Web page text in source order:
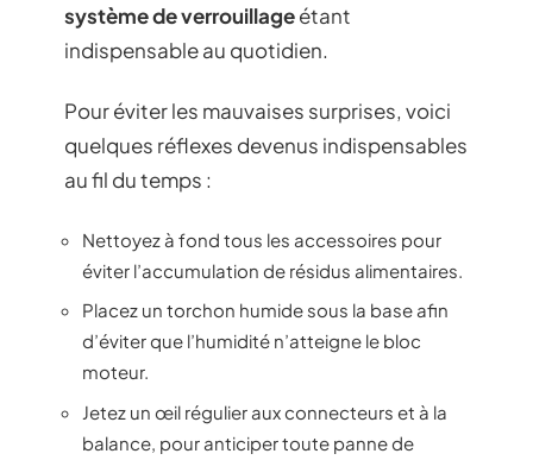
système de verrouillageétant
indispensable au quotidien.
Pour éviter les mauvaises surprises, voici
quelques réflexes devenus indispensables
au fil du temps :
Nettoyez à fond tous les accessoires pour
éviter l’accumulation de résidus alimentaires.
Placez un torchon humide sous la base afin
d’éviter que l’humidité n’atteigne le bloc
moteur.
Jetez un œil régulier aux connecteurs et à la
balance, pour anticiper toute panne de